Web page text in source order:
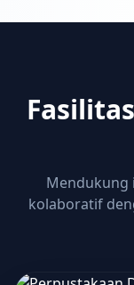
Mendukung
kolaboratif